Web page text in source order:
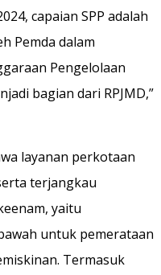
capaian SPP adalah
Pemda dalam
Pengelolaan
bagian dari RPJMD,”
layanan perkotaan
terjangkau
yaitu
untuk pemerataan
Termasuk